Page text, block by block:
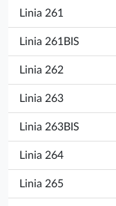
Linia 261
Linia 261BIS
Linia 262
Linia 263
Linia 263BIS
Linia 264
Linia 265